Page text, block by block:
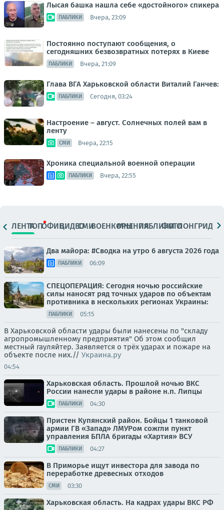
Лысая башка нашла себе «достойного» спикера
ПАБЛИКИ Вчера, 23:09
Постоянно поступают сообщения, о
сегодняшних безвозвратных потерях в Киеве
ПАБЛИКИ Вчера, 21:09
Глава ВГА Харьковской области Виталий Ганчев:
ПАБЛИКИ Сегодня, 03:24
Настроение – август. Солнечных полей вам в
ленту
СМИ Вчера, 22:15
Хроника специальной военной операции
ПАБЛИКИ Вчера, 22:55
ЛЕНТАТОПОФИЦ.ВИДЕОСМИВОЕНКОРЫМНЕНИЯПАБЛИКИ
ФОТОЛОНГРИДЫ
Два майора: #Сводка на утро 6 августа 2026 года
ПАБЛИКИ 06:09
СПЕЦОПЕРАЦИЯ: Сегодня ночью российские
силы наносят ряд точных ударов по объектам
противника в нескольких регионах Украины:
ПАБЛИКИ 05:15
В Харьковской области удары были нанесены по "складу
агропромышленному предприятия" Об этом сообщил
местный гауляйтер. Заявляется о трёх ударах и пожаре на
объекте после них.// Украина.ру
04:54
Харьковская область. Прошлой ночью ВКС
России нанесли удары в районе н.п. Липцы
ПАБЛИКИ 04:30
Пристен Купянский район. Бойцы 1 танковой
армии ГВ «Запад» ЛМУРом сожгли пункт
управления БПЛА бригады «Хартия» ВСУ
ПАБЛИКИ 04:27
В Приморье ищут инвестора для завода по
переработке древесных отходов
СМИ 03:30
Харьковская область. На кадрах удары ВКС РФ